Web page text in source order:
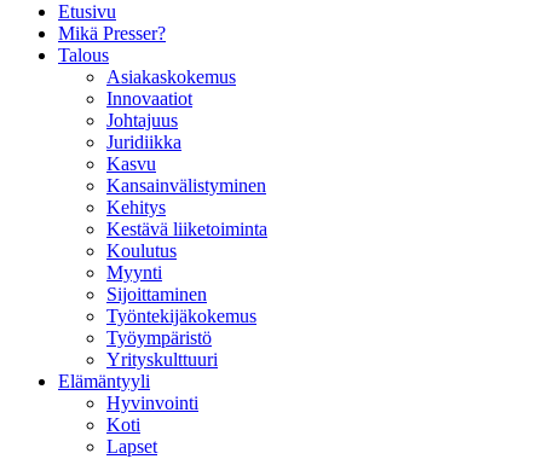
Etusivu
Mikä Presser?
Talous
Asiakaskokemus
Innovaatiot
Johtajuus
Juridiikka
Kasvu
Kansainvälistyminen
Kehitys
Kestävä liiketoiminta
Koulutus
Myynti
Sijoittaminen
Työntekijäkokemus
Työympäristö
Yrityskulttuuri
Elämäntyyli
Hyvinvointi
Koti
Lapset